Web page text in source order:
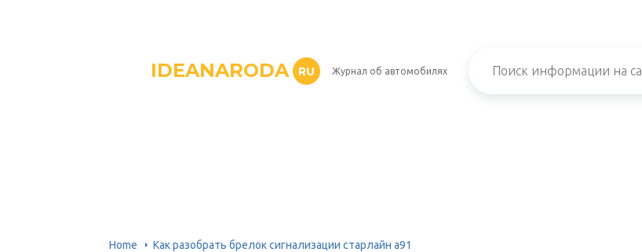
IDEANARODA RU Журнал об автомобилях
Home Как разобрать брелок сигнализации старлайн а91